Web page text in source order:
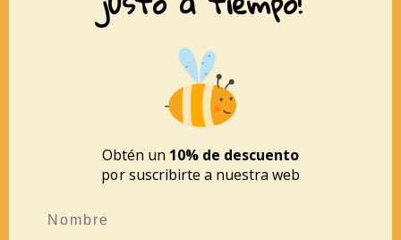
Obtén un 10% de descuento
por suscribirte a nuestra web